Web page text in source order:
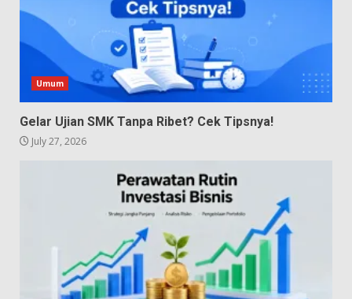
Umum
Gelar Ujian SMK Tanpa Ribet? Cek Tipsnya!
July 27, 2026